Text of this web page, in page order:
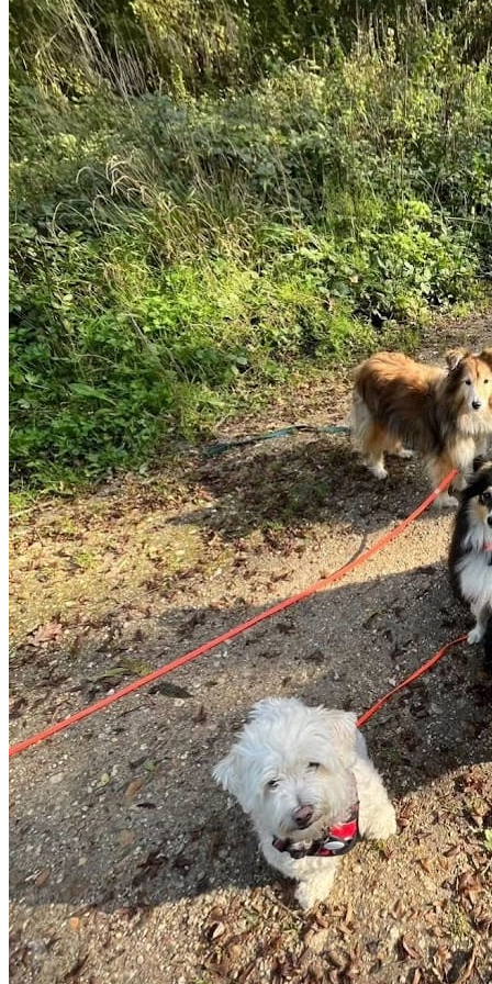
réputation et de nombreux avis clients, ce professionnel
a su gagner la confiance des propriétaires de chiens de
la région. Prenez contact pour discuter de vos besoins
et organiser la garde de votre chien. 4 Pattes en
Vadrouille est un professionnel du service canin situé à
Boulogne-Billancourt. Noté 5/5 ⭐⭐⭐⭐⭐ sur Google
Maps avec 50 avis.